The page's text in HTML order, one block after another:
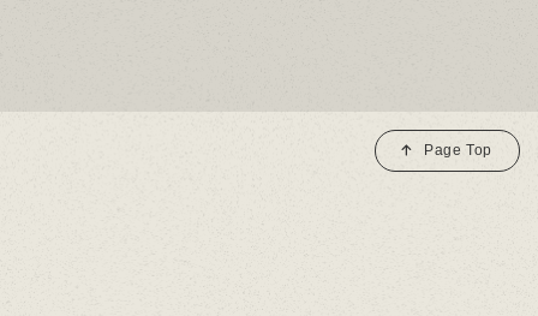
Page Top